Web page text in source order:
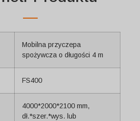
Mobilna przyczepa
spożywcza o długości 4 m
FS400
4000*2000*2100 mm,
dł.*szer.*wys. lub